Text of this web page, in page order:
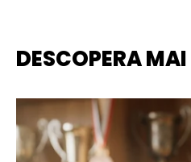
DESCOPERA